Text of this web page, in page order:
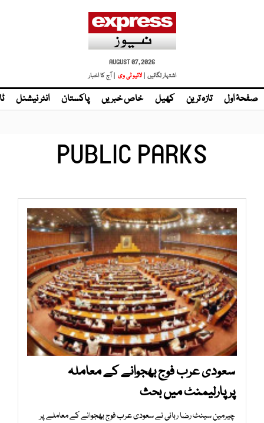
AUGUST 07, 2026
اشتہار لگائیں |
| آج کا اخبار
صفحۂ اول تازہ ترین کھیل خاص خبریں پاکستان انٹر نیشنل
PUBLIC PARKS
سعودی عرب فوج بھجوانے کے معاملہ
پرپارلیمنٹ میں بحث
چیرمین سینٹ رضا ربانی نے سعودی عرب فوج بھجوانے کے معاملے پر